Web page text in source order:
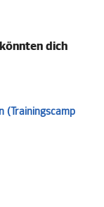
dich
(Trainingscamp